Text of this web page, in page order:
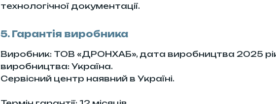
технологічної документації.
5. Гарантія виробника
Виробник: ТОВ «ДРОНХАБ», дата виробництва 2025
виробництва: Україна.
Сервісний центр наявний в Україні.